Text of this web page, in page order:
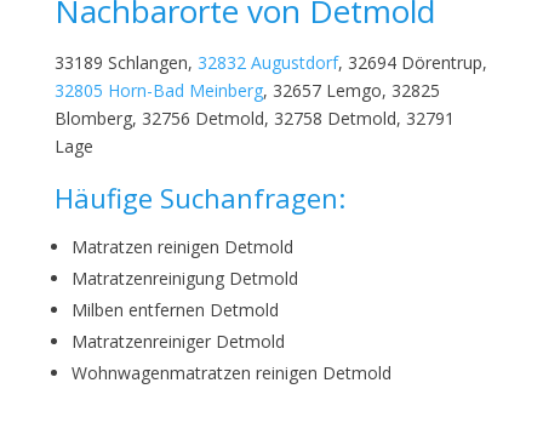
Nachbarorte von Detmold
33189 Schlangen, 32832 Augustdorf, 32694 Dörentrup,
32805 Horn-Bad Meinberg, 32657 Lemgo, 32825
Blomberg, 32756 Detmold, 32758 Detmold, 32791
Lage
Häufige Suchanfragen:
Matratzen reinigen Detmold
Matratzenreinigung Detmold
Milben entfernen Detmold
Matratzenreiniger Detmold
Wohnwagenmatratzen reinigen Detmold